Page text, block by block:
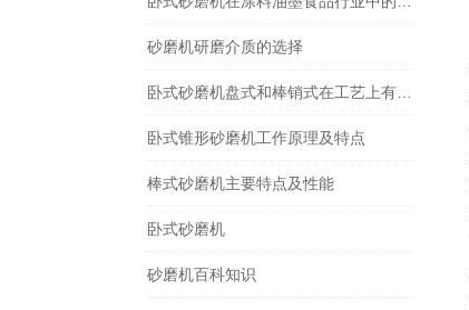
砂磨机研磨介质的选择
卧式锥形砂磨机工作原理及特点
棒式砂磨机主要特点及性能
卧式砂磨机
砂磨机百科知识